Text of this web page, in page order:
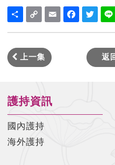
太上感應篇菁華#021 陳彩瓊老師
太上感應篇菁華#023 陳彩瓊老
太上感應篇菁華#025 陳彩瓊老師
太上感應篇菁華#027 陳彩瓊老師
Share
Copy
Link
Email FacebookTwitter
上一集 返
護持資訊
國內護持
海外護持